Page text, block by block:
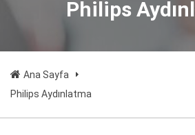
Philips
Ana Sayfa
Philips Aydınlatma